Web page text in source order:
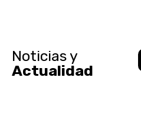
Noticias y
Actualidad